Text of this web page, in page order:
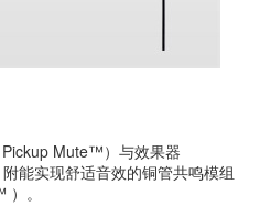
Mute™）与效果器
能实现舒适音效的铜管共鸣模组
。